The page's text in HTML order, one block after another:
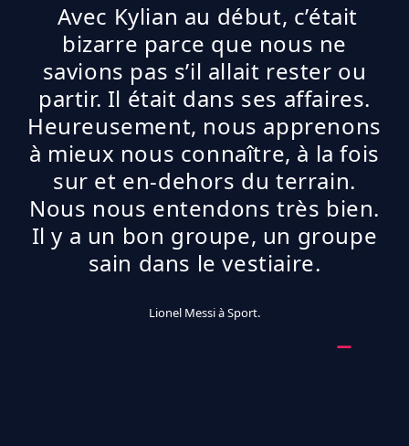
Avec Kylian au début, c’était
bizarre parce que nous ne
savions pas s’il allait rester ou
partir. Il était dans ses affaires.
Heureusement, nous apprenons
à mieux nous connaître, à la fois
sur et en-dehors du terrain.
Nous nous entendons très bien.
Il y a un bon groupe, un groupe
sain dans le vestiaire.
Lionel Messi à Sport.